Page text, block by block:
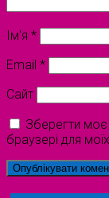
Ім'я *
Email *
Сайт
Зберегти моє
браузері для